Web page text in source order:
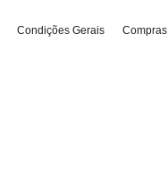
Condições Gerais